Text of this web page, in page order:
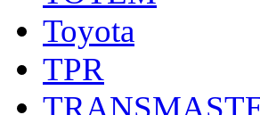
Toyota
TPR